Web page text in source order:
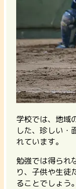
学校では、地域
した、珍しい・
れています。
勉強では得られ
り、子供や生徒
ることでしょう。